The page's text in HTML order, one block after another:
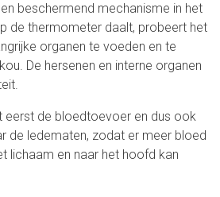
beschermend mechanisme in het
de thermometer daalt, probeert het
organen te voeden en te
De hersenen en interne organen
eerst de bloedtoevoer en dus ook
de ledematen, zodat er meer bloed
lichaam en naar het hoofd kan